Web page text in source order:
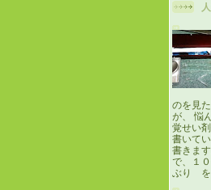
のを見
が、 悩
覚せい
書いて
書きま
で、１
ぶり を